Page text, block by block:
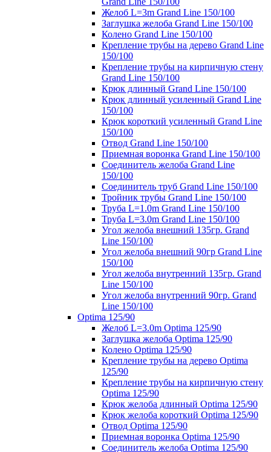
Желоб L=3m Grand Line 150/100
Заглушка желоба Grand Line 150/100
Колено Grand Line 150/100
Крепление трубы на дерево Grand Line
150/100
Крепление трубы на кирпичную стену
Grand Line 150/100
Крюк длинный Grand Line 150/100
Крюк длинный усиленный Grand Line
150/100
Крюк короткий усиленный Grand Line
150/100
Отвод Grand Line 150/100
Приемная воронка Grand Line 150/100
Соединитель желоба Grand Line
150/100
Соединитель труб Grand Line 150/100
Тройник трубы Grand Line 150/100
Труба L=1.0m Grand Line 150/100
Труба L=3.0m Grand Line 150/100
Угол желоба внешний 135гр. Grand
Line 150/100
Угол желоба внешний 90гр Grand Line
150/100
Угол желоба внутренний 135гр. Grand
Line 150/100
Угол желоба внутренний 90гр. Grand
Line 150/100
Optima 125/90
Желоб L=3.0m Optima 125/90
Заглушка желоба Optima 125/90
Колено Optima 125/90
Крепление трубы на дерево Optima
125/90
Крепление трубы на кирпичную стену
Optima 125/90
Крюк желоба длинный Optima 125/90
Крюк желоба короткий Optima 125/90
Отвод Optima 125/90
Приемная воронка Optima 125/90
Соединитель желоба Optima 125/90